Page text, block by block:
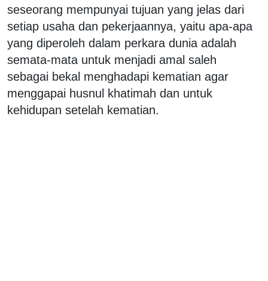
seseorang mempunyai tujuan yang jelas dari
setiap usaha dan pekerjaannya, yaitu apa-apa
yang diperoleh dalam perkara dunia adalah
semata-mata untuk menjadi amal saleh
sebagai bekal menghadapi kematian agar
menggapai husnul khatimah dan untuk
kehidupan setelah kematian.